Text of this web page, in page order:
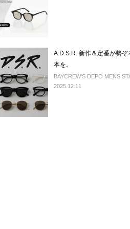
A.D.S.R. 新作＆定番が勢
本を。
BAYCREW'S DEPO MENS
2025.12.11